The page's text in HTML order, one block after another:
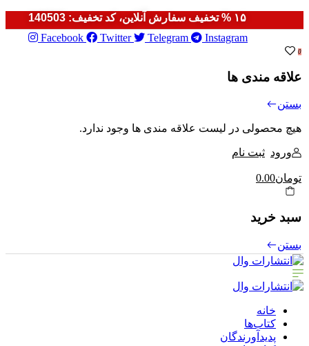
۱۵ % تخفیف سفارش آنلاین، کد تخفیف: 140503
Facebook
Twitter Telegram Instagram
0
علاقه مندی ها
بستن
هیچ محصولی در لیست علاقه مندی ها وجود ندارد.
ورود ثبت نام
تومان0.00
سبد خرید
بستن
خانه
کتاب‌ها
پدیدآورندگان